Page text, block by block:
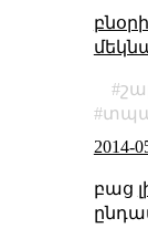
2014-
բաց